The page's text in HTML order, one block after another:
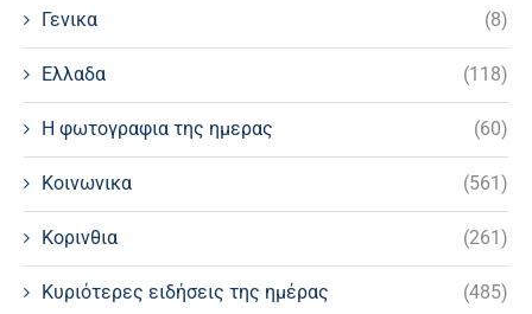
Γενικα (8)
Ελλαδα (118)
Η φωτογραφια της ημερας (60)
Κοινωνικα (561)
Κορινθια (261)
Κυριότερες ειδήσεις της ημέρας (485)